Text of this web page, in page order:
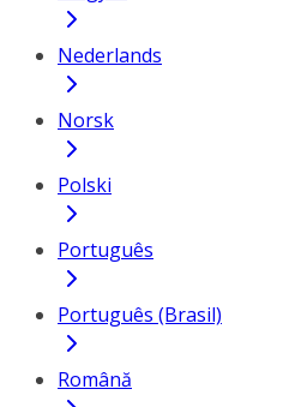
Nederlands
Norsk
Polski
Português
Português (Brasil)
Română